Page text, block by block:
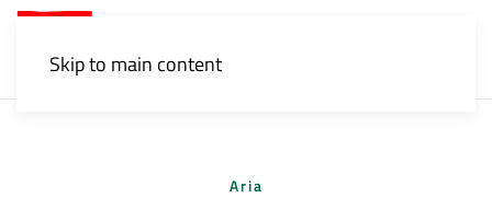
Skip to main content
Aria